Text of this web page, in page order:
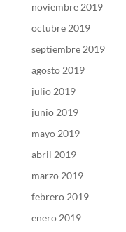
noviembre 2019
octubre 2019
septiembre 2019
agosto 2019
julio 2019
junio 2019
mayo 2019
abril 2019
marzo 2019
febrero 2019
enero 2019